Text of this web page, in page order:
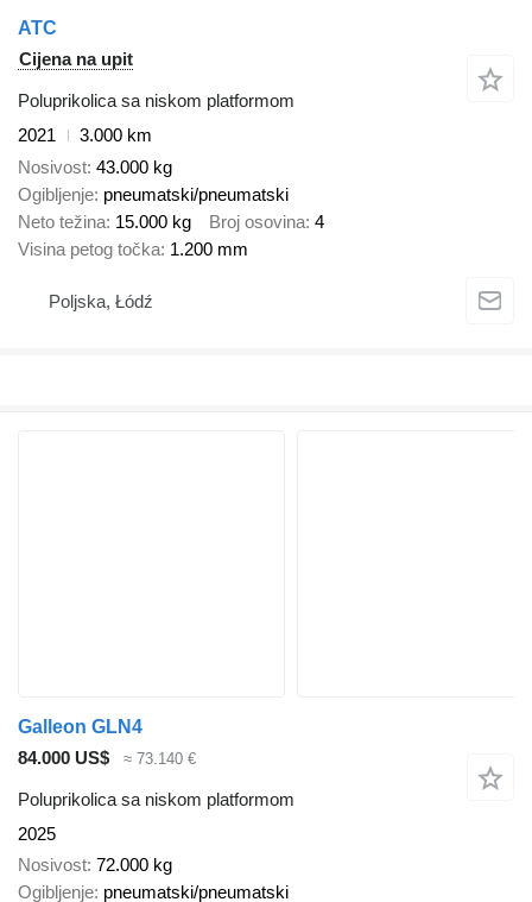
ATC
Cijena na upit
Poluprikolica sa niskom platformom
2021
3.000 km
Nosivost 43.000 kg
Ogibljenje pneumatski/pneumatski
Neto težina 15.000 kg Broj osovina 4
Visina petog točka 1.200 mm
Poljska, Łódź
Galleon GLN4
84.000 US$
≈ 73.140 €
Poluprikolica sa niskom platformom
2025
Nosivost 72.000 kg
Ogibljenje pneumatski/pneumatski